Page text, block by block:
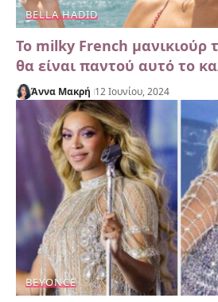
BELLA HADID
Το milky French μανικιούρ
θα είναι παντού αυτό το
Άννα Μακρή 12 Ιουνίου, 2024
BEYONCE